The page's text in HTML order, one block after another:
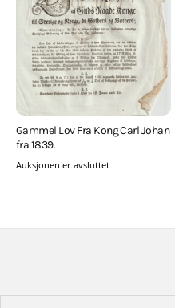
Gammel Lov Fra Kong Carl Johan
fra 1839.
Auksjonen er avsluttet